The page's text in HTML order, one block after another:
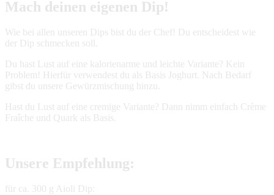
Mach deinen eigenen Dip!
Wie bei allen unseren Dips bist du der Chef! Du entscheidest wie
der Dip schmecken soll.
Du hast Lust auf eine kalorienarme und leichte Variante? Kein
Problem! Hierfür verwendest du als Basis Joghurt. Nach Bedarf
gibst du unsere Gewürzmischung hinzu.
Hast du Lust auf eine cremige Variante? Dann nimm einfach Crème
Fraîche und Quark als Basis.
Unsere Empfehlung:
für ca. 300 g Aioli Dip: